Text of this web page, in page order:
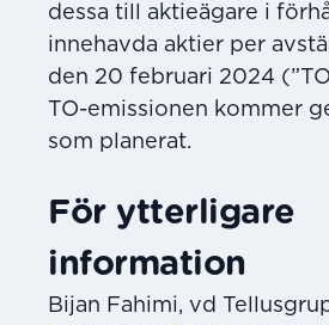
dessa till aktieägare i
inne­havda aktier per
den 20 februari 2024
TO-emissio­nen kommer
som planerat.
För ytterligare
information
Bijan Fahimi, vd